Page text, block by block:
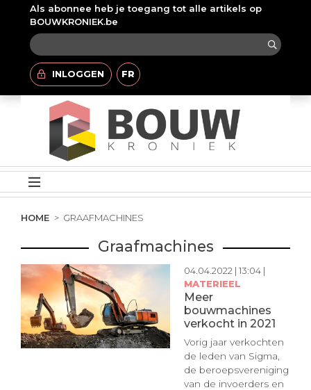
Als abonnee heb je toegang tot alle artikels op
BOUWKRONIEK.be
INLOGGEN FR
HOME GRAAFMACHINES
Graafmachines
04.04.2022 | 13:04 |
MATERIEEL
Meer
bouwmachines
verkocht in 2021
Vorig jaar verkochten
de leden van Sigma,
de beroepsvereniging
van de invoerders en